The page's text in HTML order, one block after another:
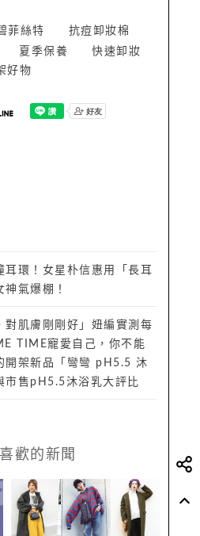
菲絲特
抗痘卸妝棉
夏季保養
快速卸妝
好物
耳環！女星朴信惠用「長耳
神氣爆棚！
對肌膚剛剛好」妞編實測每
TIME寵愛自己，你不能
開架新品「彎彎 pH5.5 沐
市售pH5.5沐浴乳大評比
歡的新聞